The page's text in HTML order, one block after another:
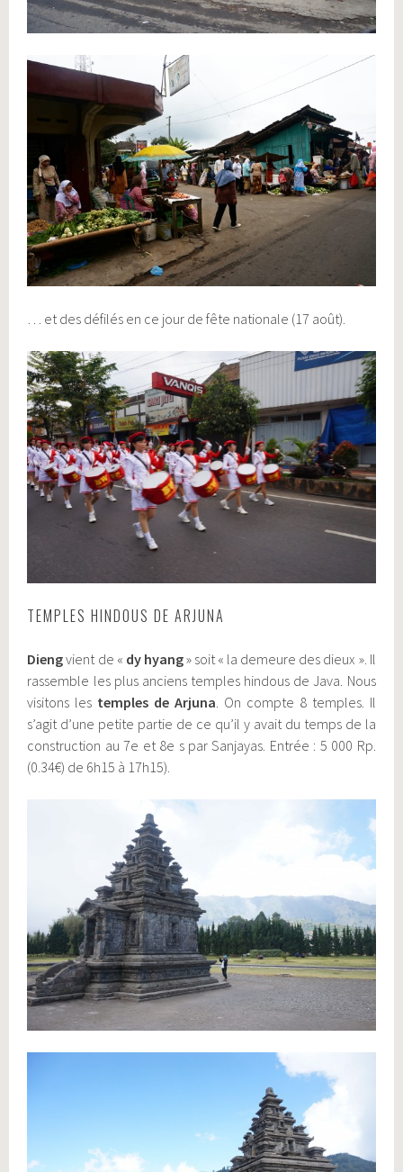
… et des défilés en ce jour de fête nationale (17 août).
TEMPLES HINDOUS DE ARJUNA
Diengvient de « dy hyang» soit « la demeure des dieux ». Il
rassemble les plus anciens temples hindous de Java. Nous
visitons les temples de Arjuna . On compte 8 temples. Il
s’agit d’une petite partie de ce qu’il y avait du temps de la
construction au 7e et 8e s par Sanjayas. Entrée : 5 000 Rp.
(0.34€) de 6h15 à 17h15).